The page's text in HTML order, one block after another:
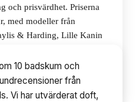
och prisvärdhet. Priserna
med modeller från
& Harding, Lille Kanin
10avsnitt
10 badskum och
från
Vi har utvärderat doft,